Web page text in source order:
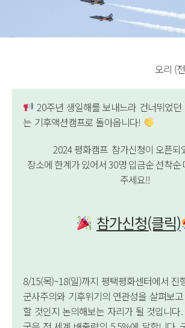
오리 (
20주년 생일해를 보내느라 건너뛰었던
는 기후액션캠프로 돌아옵니다!
2024 평화캠프 참가신청이 오픈되
장소에 한계가 있어서 30명 입금순 선착순
주세요!!
참가신청(클릭)
8/15(목)~18(일)까지 평택평화센터에서 진
군사주의와 기후위기의 연관성을 살펴보
할 것인지 논의해보는 자리가 될 것입니다